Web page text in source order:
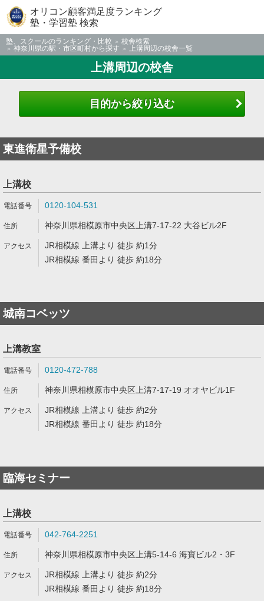
オリコン顧客満足度ランキング
塾・学習塾 検索
塾、スクールのランキング・比較
校舎検索
神奈川県の駅・市区町村から探す
上溝周辺の校舎一覧
上溝周辺の校舎
目的から絞り込む
東進衛星予備校
上溝校
0120-104-531
神奈川県相模原市中央区上溝7-17-22 大谷ビル2F
JR相模線 上溝より 徒歩 約1分
JR相模線 番田より 徒歩 約18分
城南コベッツ
上溝教室
0120-472-788
神奈川県相模原市中央区上溝7-17-19 オオヤビル1F
JR相模線 上溝より 徒歩 約2分
JR相模線 番田より 徒歩 約18分
臨海セミナー
上溝校
042-764-2251
神奈川県相模原市中央区上溝5-14-6 海寶ビル2・3F
JR相模線 上溝より 徒歩 約2分
JR相模線 番田より 徒歩 約18分